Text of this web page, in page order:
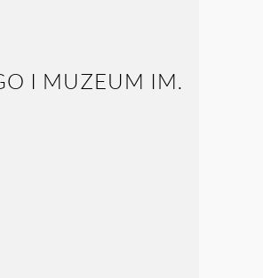
I MUZEUM IM.